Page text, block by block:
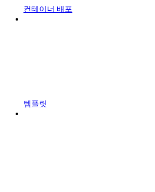
컨테이너 배포
템플릿